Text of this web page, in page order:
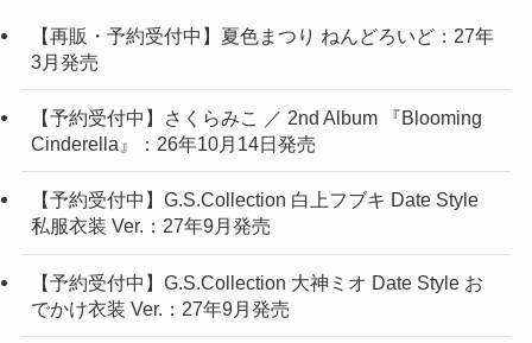
【再販・予約受付中】夏色まつり ねんどろいど：27年
3月発売
【予約受付中】さくらみこ ／ 2nd Album 『Blooming
Cinderella』：26年10月14日発売
【予約受付中】G.S.Collection 白上フブキ Date Style
【予約受付中】G.S.Collection 大神ミオ Date Style お
でかけ衣装 Ver.：27年9月発売